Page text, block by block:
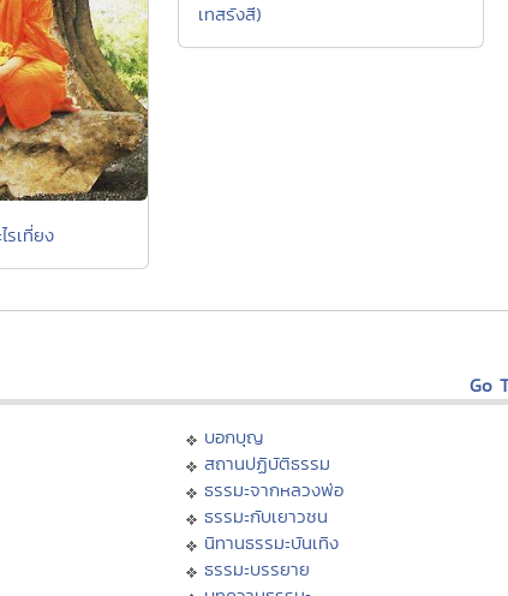
รเที่ยง
เทสรังสี)
Go
บอกบุญ
สถานปฏิบัติธรรม
ธรรมะจากหลวงพ่อ
ธรรมะกับเยาวชน
นิทานธรรมะบันเทิง
ธรรมะบรรยาย